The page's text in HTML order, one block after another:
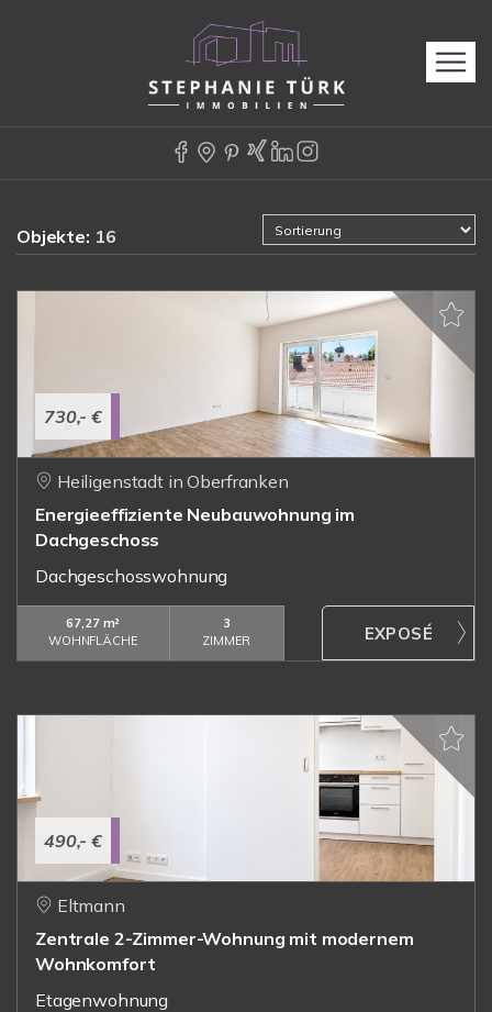
Objekte: 16
730,- €
Heiligenstadt in Oberfranken
Energieeffiziente Neubauwohnung im
Dachgeschoss
Dachgeschosswohnung
67,27 m²
WOHNFLÄCHE
3
ZIMMER
490,- €
Eltmann
Zentrale 2-Zimmer-Wohnung mit modernem
Wohnkomfort
Etagenwohnung